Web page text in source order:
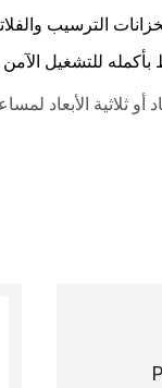
الترسيب
أو ثلاثية الأبعاد